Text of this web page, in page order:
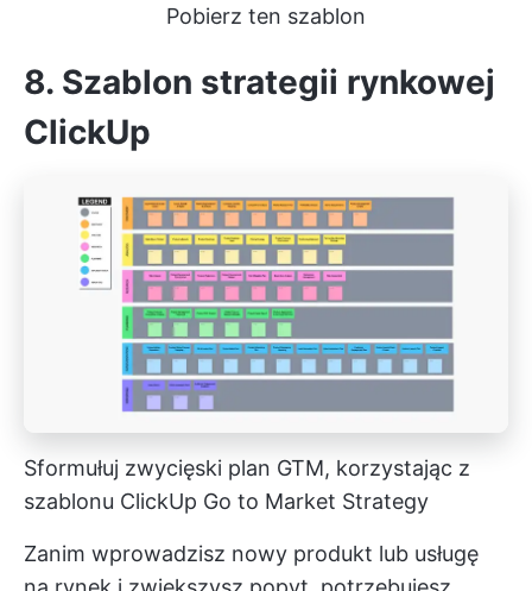
Pobierz ten szablon
8. Szablon strategii rynkowej
ClickUp
Sformułuj zwycięski plan GTM, korzystając z
szablonu ClickUp Go to Market Strategy
Zanim wprowadzisz nowy produkt lub usługę